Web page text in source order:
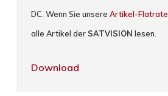
DC. Wenn Sie unsereArtikel-Flatrate
alle Artikel der SATVISION lesen.
Download